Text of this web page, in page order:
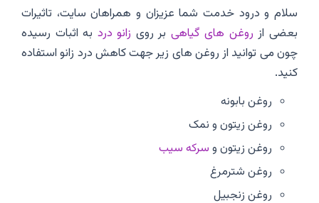
سلام و درود خدمت شما عزیزان و همراهان سایت، تاثیرات
بعضی از روغن های گیاهی بر روی زانو درد به اثبات رسیده
چون می توانید از روغن های زیر جهت کاهش درد زانو استفاده
کنید.
روغن بابونه
روغن زیتون و نمک
روغن زیتون و سرکه سیب
روغن شترمرغ
روغن زنجبیل